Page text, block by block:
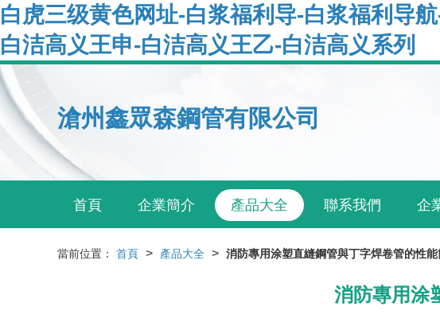
白虎三级黄色网址-白浆福利导-白浆福利导
白洁高义王申-白洁高义王乙-白洁高义系列
滄州鑫眾森鋼管有限公司
首頁 企業簡介 產品大全 聯系我們 企
當前位置： 首頁 > 產品大全 > 消防專用涂塑直縫鋼管與丁字焊卷管的性能
消防專用涂